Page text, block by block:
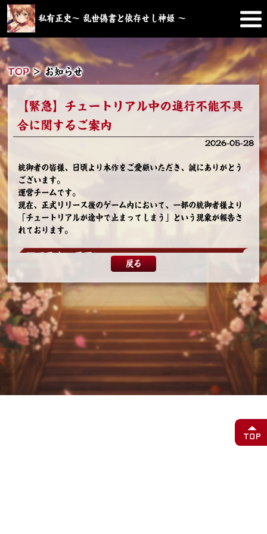
私有正史～ 乱世偽書と依存せし神姫 ～
TOP＞お知らせ
【緊急】チュートリアル中の進行不能不具
合に関するご案内
2026-05-28
統御者の皆様、日頃より本作をご愛顧いただき、誠にありがとう
ございます。
運営チームです。
現在、正式リリース後のゲーム内において、一部の統御者様より
「チュートリアルが途中で止まってしまう」という現象が報告さ
れております。
■不具合の原因について
原因を調査いたしましたところ、皆様のローカルネットワークの
瞬断や一時的な乱れ・接続不良により、リソースの読み込みが正
常に行われず、チュートリアルが異常中断してしまう可能性があ
ることが判明いたしました。
■対処方法について（お試しいただきたいこと）
本現象に遭遇された場合、大変お手数ですが以下の操作を行うこ
とで、通常は問題が解決し、正常に進行できるようになります。
1.ブラウザ（またはアプリ）の「ページの更新」を行ってくださ
い。
戻る